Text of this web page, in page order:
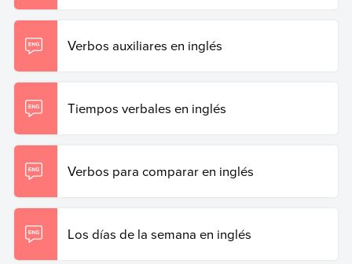
Verbos auxiliares en inglés
Tiempos verbales en inglés
Verbos para comparar en inglés
Los días de la semana en inglés